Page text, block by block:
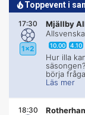
Toppevent i
17:30
1x2
Mjällby
10.00 4.10
Hur illa
börja
Läs mer
18:30